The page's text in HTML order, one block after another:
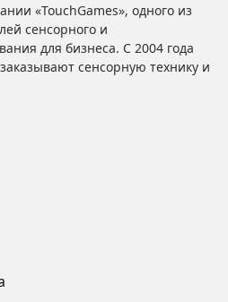
«TouchGames», одного из
сенсорного и
для бизнеса. С 2004 года
сенсорную технику и